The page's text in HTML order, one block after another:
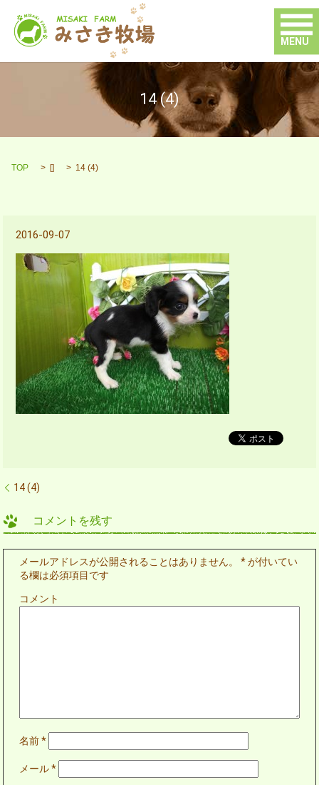
MENU
14 (4)
TOP [] 14 (4)
2016-09-07
14 (4)
コメントを残す
メールアドレスが公開されることはありません。 *が付いてい
る欄は必須項目です
コメント
名前*
メール*